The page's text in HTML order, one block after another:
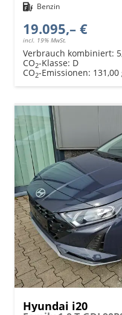
Kraftstoff Benzin
19.095,– €
incl. 19% MwSt.
Verbrauch kombiniert:
CO2-Klasse: D
CO2-Emissionen:
Hyundai i20